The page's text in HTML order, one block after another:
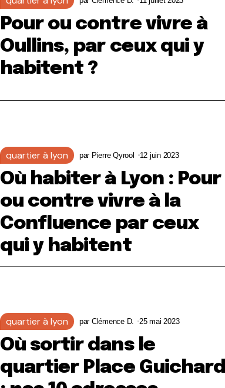
Pour ou contre vivre à
Oullins, par ceux qui y
habitent ?
quartier à lyon par Pierre Qyrool 12 juin 2023
Où habiter à Lyon : Pour
ou contre vivre à la
Confluence par ceux
qui y habitent
quartier à lyon par Clémence D. 25 mai 2023
Où sortir dans le
quartier Place Guichard